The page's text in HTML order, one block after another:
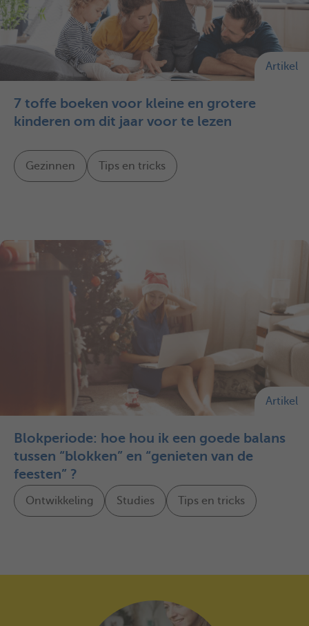
Artikel
7 toffe boeken voor kleine en grotere
kinderen om dit jaar voor te lezen
Gezinnen Tips en tricks
Artikel
Blokperiode: hoe hou ik een goede balans
tussen “blokken” en “genieten van de
feesten” ?
Ontwikkeling Studies Tips en tricks